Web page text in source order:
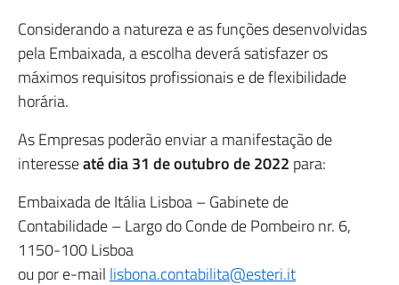
Considerando a natureza e as funções desenvolvidas
pela Embaixada, a escolha deverá satisfazer os
máximos requisitos profissionais e de flexibilidade
horária.
As Empresas poderão enviar a manifestação de
interesseaté dia 31 de outubro de 2022 para:
Embaixada de Itália Lisboa – Gabinete de
Contabilidade – Largo do Conde de Pombeiro nr. 6,
1150-100 Lisboa
ou por e-mail lisbona.contabilita@esteri.it